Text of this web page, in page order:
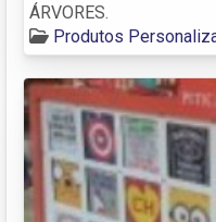
ÁRVORES.
Produtos